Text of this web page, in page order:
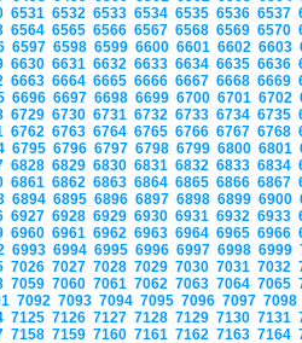
6531 6532 6533 6534 6535 6536 6537
6564 6565 6566 6567 6568 6569 6570
6597 6598 6599 6600 6601 6602 6603
6630 6631 6632 6633 6634 6635 6636
6663 6664 6665 6666 6667 6668 6669
6696 6697 6698 6699 6700 6701 6702
6729 6730 6731 6732 6733 6734 6735
6762 6763 6764 6765 6766 6767 6768
6795 6796 6797 6798 6799 6800 6801
6828 6829 6830 6831 6832 6833 6834
6861 6862 6863 6864 6865 6866 6867
6894 6895 6896 6897 6898 6899 6900
6927 6928 6929 6930 6931 6932 6933
6960 6961 6962 6963 6964 6965 6966
6993 6994 6995 6996 6997 6998 6999
7026 7027 7028 7029 7030 7031 7032
7059 7060 7061 7062 7063 7064 7065
7092 7093 7094 7095 7096 7097
7125 7126 7127 7128 7129 7130 7131
7158 7159 7160 7161 7162 7163 7164